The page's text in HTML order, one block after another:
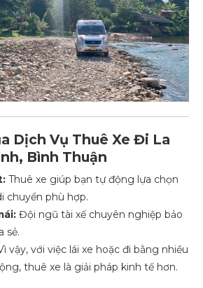
Dịch Vụ Thuê Xe Đi La
Bình Thuận
Thuê xe giúp bạn tự động lựa chọn
chuyển phù hợp.
Đội ngũ tài xế chuyên nghiệp bảo
sẻ.
vậy, với việc lái xe hoặc đi bằng nhiều
thuê xe là giải pháp kinh tế hơn.